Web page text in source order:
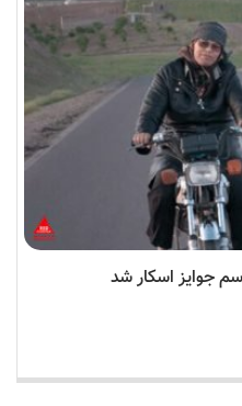
جوایز اسکار شد